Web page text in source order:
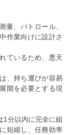
量、パトロール、
作業向けに設計さ
ているため、悪天
、持ち運びが容易
開を必要とする現
1分以内に完全に組
短縮し、任務効率